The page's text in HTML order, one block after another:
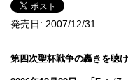
発売日: 2007/12/31
第四次聖杯戦争の轟きを聴け